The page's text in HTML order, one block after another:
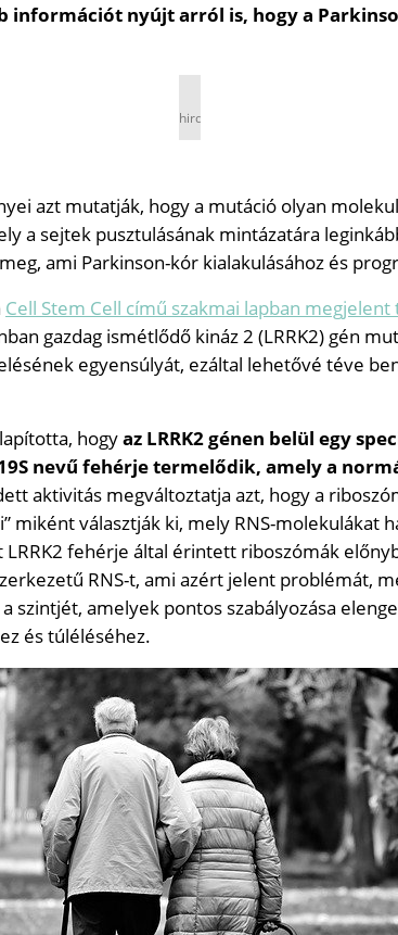
információt nyújt arról is, hogy a
hirdetés
azt mutatják, hogy a mutáció olyan
a sejtek pusztulásának mintázatára
ami Parkinson-kór kialakulásához és
Cell Stem Cell című szakmai lapban
gazdag ismétlődő kináz 2 (LRRK2) gén
egyensúlyát, ezáltal lehetővé téve
hogyaz LRRK2 génen belül egy
nevű fehérje termelődik, amely a
aktivitás megváltoztatja azt, hogy a
miként választják ki, mely RNS-molekulákat
LRRK2 fehérje által érintett riboszómák
RNS-t, ami azért jelent problémát,
szintjét, amelyek pontos szabályozása
és túléléséhez.